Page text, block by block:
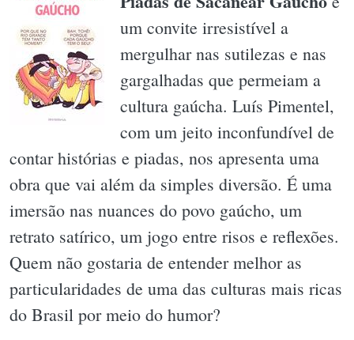
um convite irresistível a
mergulhar nas sutilezas e nas
gargalhadas que permeiam a
cultura gaúcha. Luís Pimentel,
com um jeito inconfundível de
contar histórias e piadas, nos apresenta uma
obra que vai além da simples diversão. É uma
imersão nas nuances do povo gaúcho, um
retrato satírico, um jogo entre risos e reflexões.
Quem não gostaria de entender melhor as
particularidades de uma das culturas mais ricas
do Brasil por meio do humor?